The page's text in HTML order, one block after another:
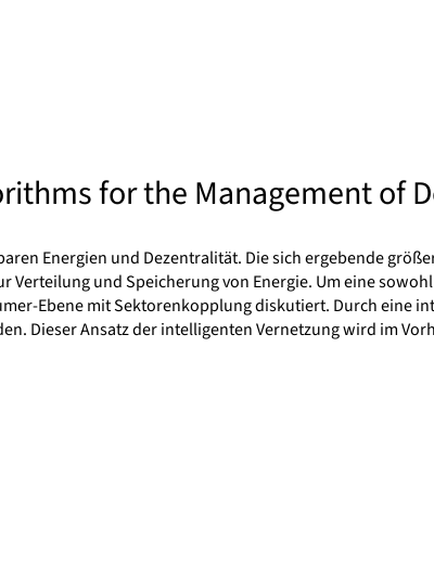
for the Management of
Energien und Dezentralität. Die sich ergebende
und Speicherung von Energie. Um eine
Ebene mit Sektorenkopplung diskutiert. Durch eine
Dieser Ansatz der intelligenten Vernetzung wird im